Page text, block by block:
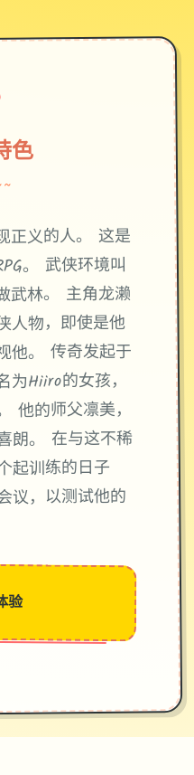
色
正义的人。 这是
。 武侠环境叫
武林。 主角龙濑
人物，即使是他
他。 传奇发起于
Hiiro的女孩，
他的师父凛美，
朗。 在与这不稀
起训练的日子
议，以测试他的
验